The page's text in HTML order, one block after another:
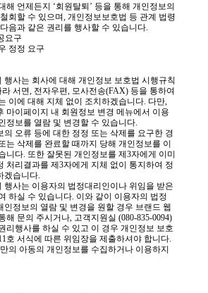
언제든지 ‘회원탈퇴’ 등을 통해 개인정보의
회할 수 있으며, 개인정보보호법 등 관계 법령
음과 같은 권리를 행사할 수 있습니다.
요구
정정 요구
사는 회사에 대해 개인정보 보호법 시행규칙
서면, 전자우편, 모사전송(FAX) 등을 통하여
이에 대해 지체 없이 조치하겠습니다. 다만,
마이페이지 내 회원정보 변경 메뉴에서 이용
정보를 열람 및 변경할 수 있습니다.
오류 등에 대한 정정 또는 삭제를 요구한 경
는 삭제를 완료할 때까지 당해 개인정보를 이
니다. 또한 잘못된 개인정보를 제3자에게 이미
처리결과를 제3자에게 지체 없이 통지하여 정
겠습니다.
사는 이용자의 법정대리인이나 위임을 받은
하실 수 있습니다. 이와 같이 이용자의 법정
인정보의 열람 및 변경을 원할 경우 브랜드 웹
해 문의 주시거나, 고객지원실 (080-835-0094)
리행사를 하실 수 있고 이 경우 개인정보 보호
호 서식에 따른 위임장을 제출하셔야 합니다.
의 아동의 개인정보를 수집하거나 이용하지